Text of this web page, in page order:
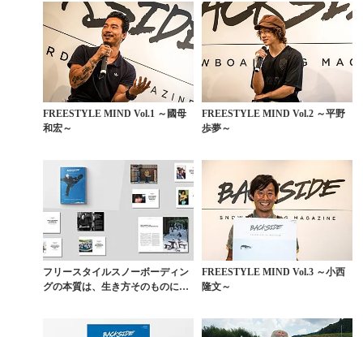
FREESTYLE MIND Vol.1 ～國母
和宏～
FREESTYLE MIND Vol.2 ～平野
歩夢～
フリースタイルスノーボーディン
グの本質は、生き方そのものにあ
FREESTYLE MIND Vol.3 ～小西
隆文～